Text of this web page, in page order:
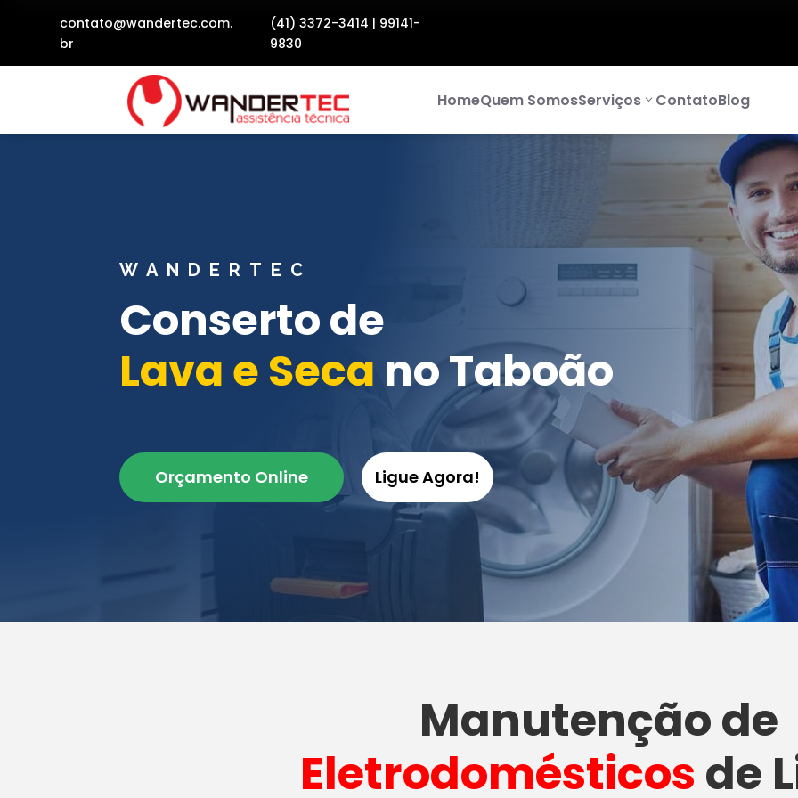
contato@wandertec.com.
br
(41) 3372-3414 | 99141-
9830
HomeQuem SomosServiços ContatoBlog
WANDERTEC
Conserto de
Lava e Seca no Taboão
Orçamento Online Ligue Agora!
Manutençãode
Eletrodomésticos de